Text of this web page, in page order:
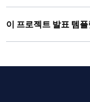
이 프로젝트 발표 템